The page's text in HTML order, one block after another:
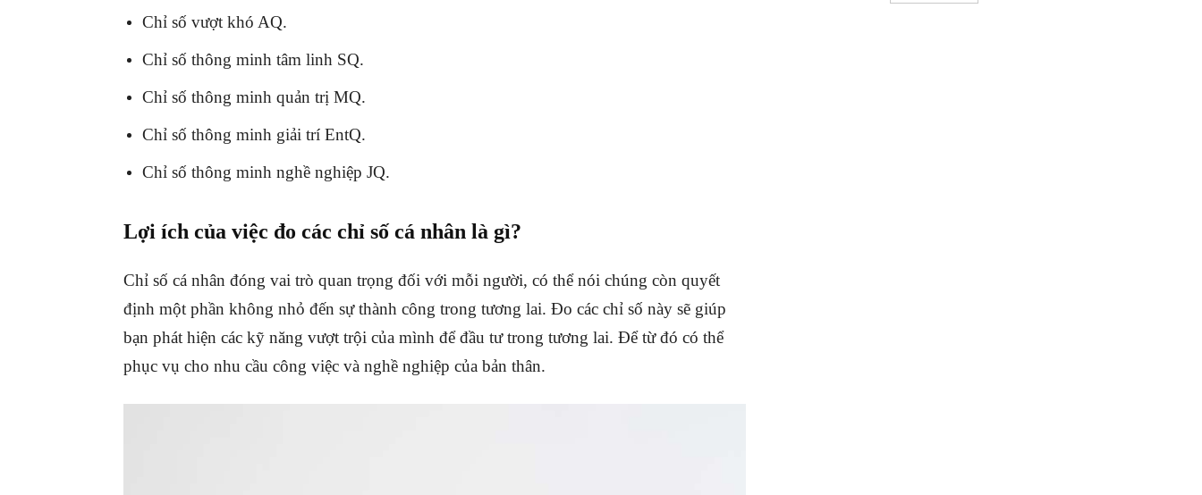
Chỉ số vượt khó AQ.
Chỉ số thông minh tâm linh SQ.
Chỉ số thông minh quản trị MQ.
Chỉ số thông minh giải trí EntQ.
Chỉ số thông minh nghề nghiệp JQ.
Lợi ích của việc đo các chỉ số cá nhân là gì?
Chỉ số cá nhân đóng vai trò quan trọng đối với mỗi người, có thể nói chúng còn quyết
định một phần không nhỏ đến sự thành công trong tương lai. Đo các chỉ số này sẽ giúp
bạn phát hiện các kỹ năng vượt trội của mình để đầu tư trong tương lai. Để từ đó có thể
phục vụ cho nhu cầu công việc và nghề nghiệp của bản thân.